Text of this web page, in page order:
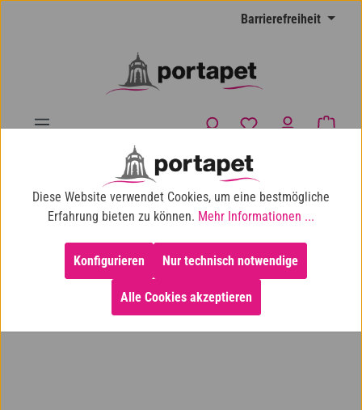
Barrierefreiheit
Du hast 0
10% Shop-Rabatt ab 100 € Einkaufswert
Hund
Hundespielzeug
Wurfspielzeug & Zerrspielzeug
Diese Website verwendet Cookies, um eine bestmögliche
Erfahrung bieten zu können. Mehr Informationen ...
Konfigurieren
Alle Cookies akzeptieren
Nur technisch notwendige